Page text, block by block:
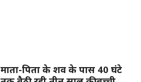
माता-पिता के शव के पास 40 घंटे